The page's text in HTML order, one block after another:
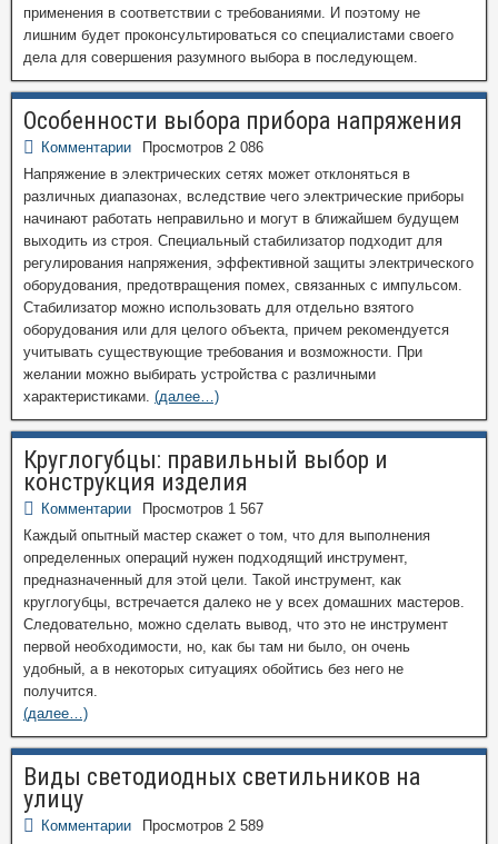
применения в соответствии с требованиями. И поэтому не
лишним будет проконсультироваться со специалистами своего
дела для совершения разумного выбора в последующем.
Особенности выбора прибора напряжения
Комментарии
Просмотров 2 086
Напряжение в электрических сетях может отклоняться в
различных диапазонах, вследствие чего электрические приборы
начинают работать неправильно и могут в ближайшем будущем
выходить из строя. Специальный стабилизатор подходит для
регулирования напряжения, эффективной защиты электрического
оборудования, предотвращения помех, связанных с импульсом.
Стабилизатор можно использовать для отдельно взятого
оборудования или для целого объекта, причем рекомендуется
учитывать существующие требования и возможности. При
желании можно выбирать устройства с различными
характеристиками. (далее…)
Круглогубцы: правильный выбор и
конструкция изделия
Комментарии
Просмотров 1 567
Каждый опытный мастер скажет о том, что для выполнения
определенных операций нужен подходящий инструмент,
предназначенный для этой цели. Такой инструмент, как
круглогубцы, встречается далеко не у всех домашних мастеров.
Следовательно, можно сделать вывод, что это не инструмент
первой необходимости, но, как бы там ни было, он очень
удобный, а в некоторых ситуациях обойтись без него не
получится.
(далее…)
Виды светодиодных светильников на
улицу
Комментарии Просмотров 2 589